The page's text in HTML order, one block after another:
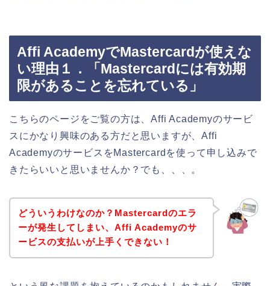
Affi AcademyでMastercardが使えな
い理由１．「Mastercardには有効期
限があることを忘れている」
こちらのページをご覧の方は、Affi Academyのサービ
スにかなり興味のある方だと思いますが、Affi
AcademyのサービスをMastercardを使って申し込みで
きたらいいと思いませんか？でも、、、。
どういうわけなのか？Mastercardのエラ
ーが発生してしまい、Affi Academyのサ
ービスの支払いが上手くできない！